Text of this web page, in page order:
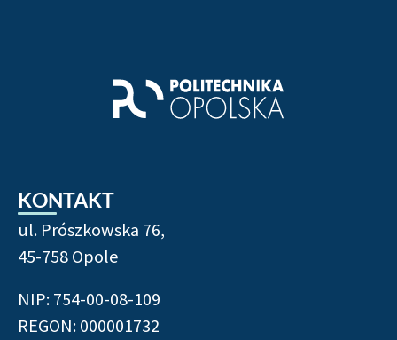
KONTAKT
ul. Prószkowska 76,
45-758 Opole
NIP: 754-00-08-109
REGON: 000001732